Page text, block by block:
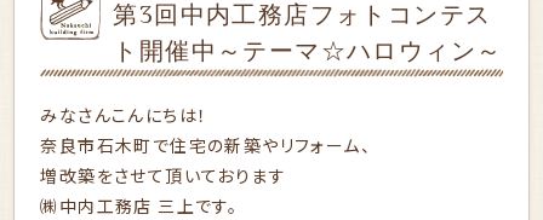
第3回中内工務店フォトコンテス
ト開催中～テーマ☆ハロウィン～
みなさんこんにちは！
奈良市石木町で住宅の新築やリフォーム、
増改築をさせて頂いております
㈱中内工務店 三上です。